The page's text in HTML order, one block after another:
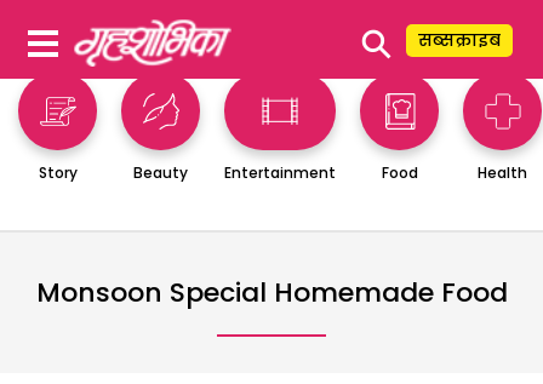
⚲ सब्सक्राइब
Story Beauty Entertainment Food Health
Monsoon Special Homemade Food